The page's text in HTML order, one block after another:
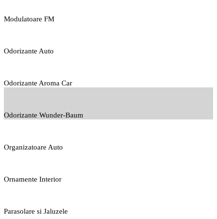
Modulatoare FM
Odorizante Auto
Odorizante Aroma Car
Odorizante Wunder-Baum
Organizatoare Auto
Ornamente Interior
Parasolare si Jaluzele